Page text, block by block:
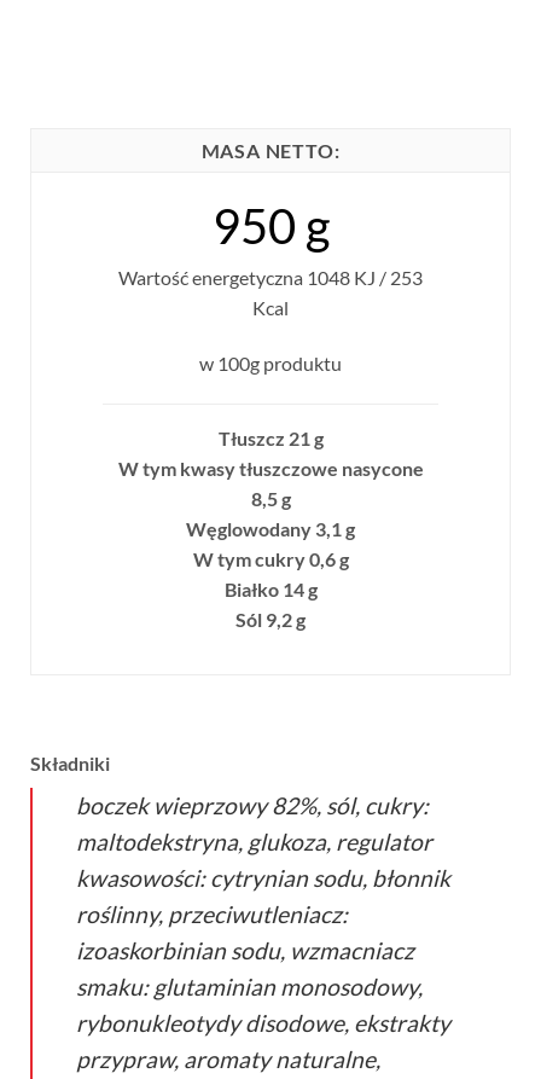
MASA NETTO:
950 g
Wartość energetyczna 1048 KJ / 253
Kcal
w 100g produktu
Tłuszcz 21 g
W tym kwasy tłuszczowe nasycone
8,5 g
Węglowodany 3,1 g
W tym cukry 0,6 g
Białko 14 g
Sól 9,2 g
Składniki
boczek wieprzowy 82%, sól, cukry:
maltodekstryna, glukoza, regulator
kwasowości: cytrynian sodu, błonnik
roślinny, przeciwutleniacz:
izoaskorbinian sodu, wzmacniacz
smaku: glutaminian monosodowy,
rybonukleotydy disodowe, ekstrakty
przypraw, aromaty naturalne,